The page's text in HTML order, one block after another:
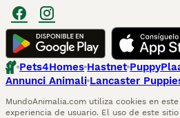
Pets4Homes Hastnet
Annunci Animali Lancaster
MundoAnimalia.com utiliza cookies en
experiencia de usuario. El uso de este